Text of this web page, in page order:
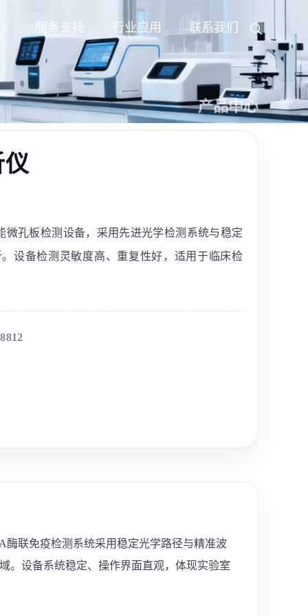
服务支持 行业应用 联系我们
产品中心
微孔板检测设备，采用先进光学检测系统与稳定
设备检测灵敏度高、重复性好，适用于临床检
酶联免疫检测系统采用稳定光学路径与精准波
。设备系统稳定、操作界面直观，体现实验室